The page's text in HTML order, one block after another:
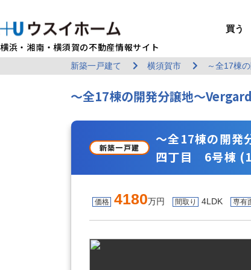
横浜・湘南・横須賀の不動産情報サイト
買う
BUY
買う 戸建て（
新築戸建て
SELL
売る 売るTOP
建物状況調
（インス
レントホー
RENT
借りる 賃貸住宅
エリアから
U-CASA
建てる 建てるTOP
U-nifty（
REFORM
リフォーム リフォー
ウスイのリ
MANAGEMENT
貸す 貸すTOP
お悩み解決
COMPANY INFO
企業情報 企業情報
店舗情報
新築一戸建て 横須賀市 ～全17棟
～全17棟の開発分譲地～
新築一戸建
～全17棟の開
四丁目 6号棟
価格 4180万円 間取り 4LDK 専有